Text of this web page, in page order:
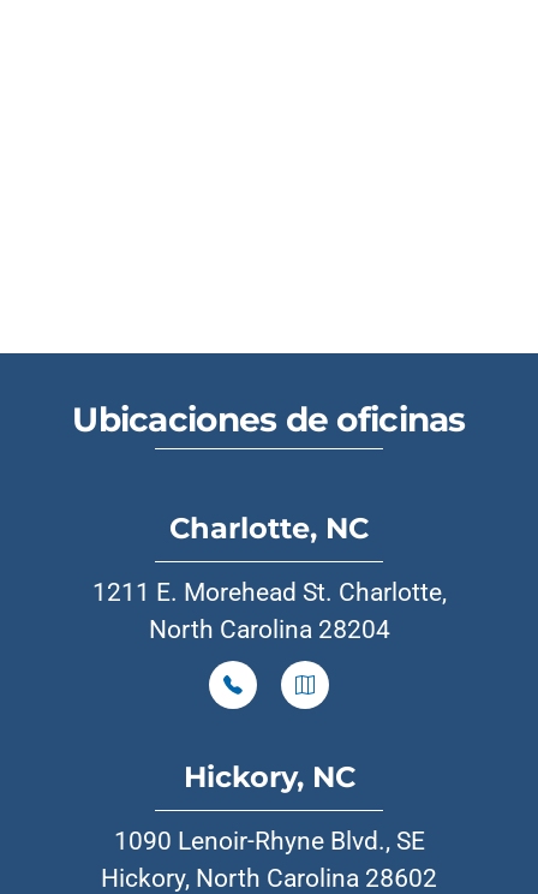
Ubicaciones de oficinas
Charlotte, NC
1211 E. Morehead St. Charlotte,
North Carolina 28204
Hickory, NC
1090 Lenoir-Rhyne Blvd., SE
Hickory, North Carolina 28602